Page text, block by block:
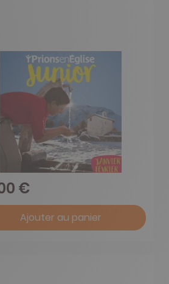
En Eglise Junior
€
Ajouter au panier